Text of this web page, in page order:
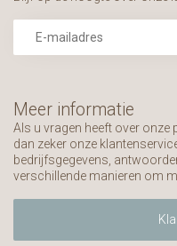
Meer informatie
Als u vragen heeft over
dan zeker onze
bedrijfsgegevens,
verschillende manieren om